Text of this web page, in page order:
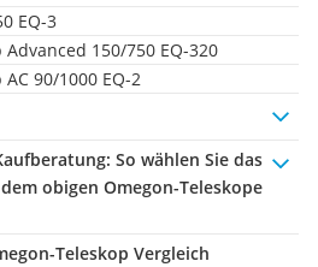
EQ-3
150/750 EQ-320
90/1000 EQ-2
: So wählen Sie das
obigen Omegon-Teleskope
Teleskop Vergleich